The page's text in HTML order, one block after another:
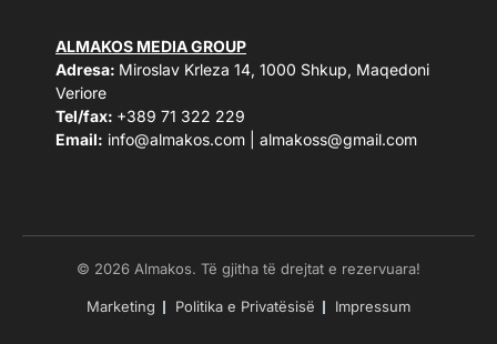
ALMAKOS MEDIA GROUP
Adresa: Miroslav Krleza 14, 1000 Shkup, Maqedoni
Veriore
Tel/fax: +389 71 322 229
Email: info@almakos.com almakoss@gmail.com
© 2026 Almakos. Të gjitha të drejtat e rezervuara!
Marketing Politika e Privatësisë Impressum